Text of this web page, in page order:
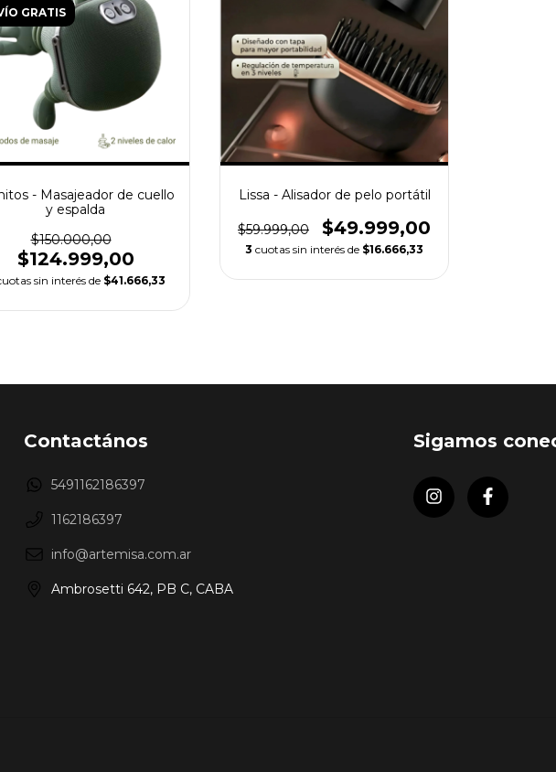
GRATIS
- Masajeador de cuello
y espalda
$150.000,00
$124.999,00
sin interés de $41.666,33
Lissa - Alisador de pelo portátil
$59.999,00 $49.999,00
3 cuotas sin interés de $16.666,33
Contactános
5491162186397
1162186397
info@artemisa.com.ar
Ambrosetti 642, PB C, CABA
Sigamos